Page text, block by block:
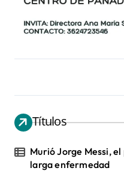
Títulos
Murió Jorge Messi,
larga enfermedad